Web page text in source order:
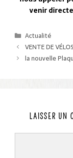
venir
Catégories
Actualité
VENTE DE
la nouvelle
LAISSER UN